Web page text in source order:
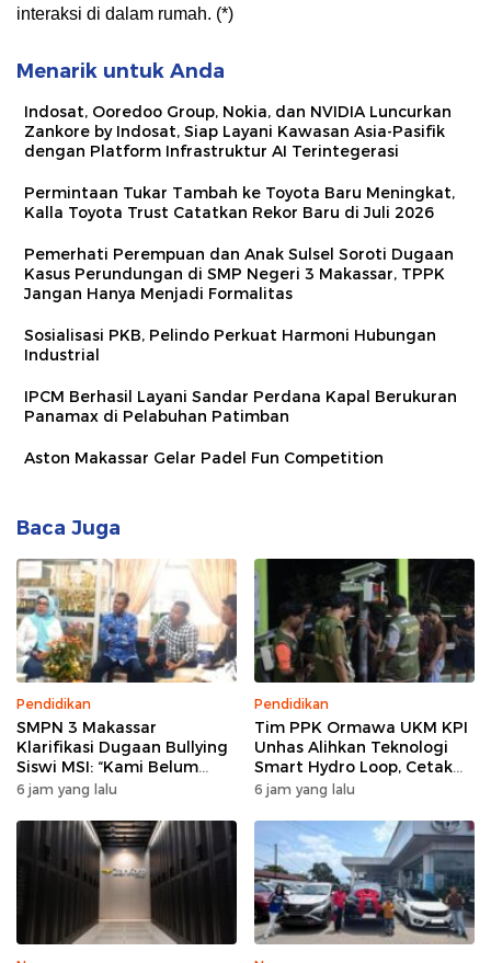
interaksi di dalam rumah. (*)
Menarik untuk Anda
Indosat, Ooredoo Group, Nokia, dan NVIDIA Luncurkan
Zankore by Indosat, Siap Layani Kawasan Asia-Pasifik
dengan Platform Infrastruktur AI Terintegerasi
Permintaan Tukar Tambah ke Toyota Baru Meningkat,
Kalla Toyota Trust Catatkan Rekor Baru di Juli 2026
Pemerhati Perempuan dan Anak Sulsel Soroti Dugaan
Kasus Perundungan di SMP Negeri 3 Makassar, TPPK
Jangan Hanya Menjadi Formalitas
Sosialisasi PKB, Pelindo Perkuat Harmoni Hubungan
Industrial
IPCM Berhasil Layani Sandar Perdana Kapal Berukuran
Panamax di Pelabuhan Patimban
Aston Makassar Gelar Padel Fun Competition
Baca Juga
Pendidikan
SMPN 3 Makassar
Klarifikasi Dugaan Bullying
Siswi MSI: “Kami Belum
Menemukan Unsur
6 jam yang lalu
Pendidikan
Tim PPK Ormawa UKM KPI
Unhas Alihkan Teknologi
Smart Hydro Loop, Cetak
Teknisi Desa untuk Perkuat
6 jam yang lalu